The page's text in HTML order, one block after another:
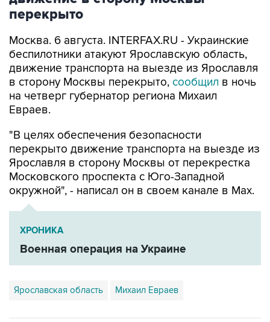
перекрыто
Москва. 6 августа. INTERFAX.RU - Украинские
беспилотники атакуют Ярославскую область,
движение транспорта на выезде из Ярославля
в сторону Москвы перекрыто, сообщил в ночь
на четверг губернатор региона Михаил
Евраев.
"В целях обеспечения безопасности
перекрыто движение транспорта на выезде из
Ярославля в сторону Москвы от перекрестка
Московского проспекта с Юго-Западной
окружной", - написал он в своем канале в Мах.
ХРОНИКА
Военная операция на Украине
Ярославская область Михаил Евраев